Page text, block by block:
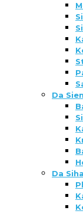
Da
Da